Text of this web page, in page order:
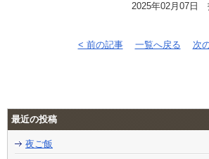
2025年02月07日
< 前の記事 一覧へ戻る 次
最近の投稿
夜ご飯